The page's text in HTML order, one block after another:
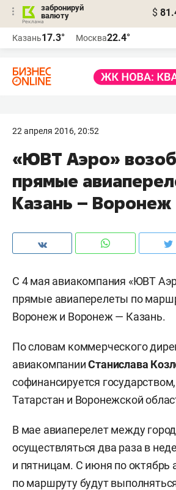
забронируй
валюту
$
Казань17.3° Москва22.4°
22 апреля 2016, 20:52
«ЮВТ Аэро»
прямые
Казань – Воронеж
С 4 мая авиакомпания «ЮВТ
прямые авиаперелеты по
Воронеж и Воронеж — Казань.
По словам коммерческого
авиакомпанииСтанислава
софинансируется
Татарстан и Воронежской
В мае авиаперелет между
осуществляться два раза в
и пятницам. С июня по октябрь
по маршруту будут